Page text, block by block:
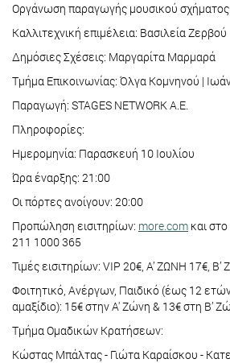
Οργάνωση παραγωγής μουσικού
Καλλιτεχνική επιμέλεια: Βασιλεία Ζερβού
Δημόσιες Σχέσεις: Μαργαρίτα Μαρμαρά
Τμήμα Επικοινωνίας: Όλγα Κομνηνού |
Παραγωγή: STAGES NETWORK A.E.
Πληροφορίες:
Ημερομηνία: Παρασκευή 10 Ιουλίου
Ώρα έναρξης: 21:00
Οι πόρτες ανοίγουν: 20:00
Προπώληση εισιτηρίων: more.com και
211 1000 365
Τιμές εισιτηρίων: VIP 20€, Α’ ΖΩΝΗ 17€,
Φοιτητικό, Ανέργων, Παιδικό (έως 12
αμαξίδιο): 15€ στην Α' Ζώνη & 13€ στη Β’
Τμήμα Ομαδικών Κρατήσεων:
Κώστας Μπάλτας - Γιώτα Καραίσκου -